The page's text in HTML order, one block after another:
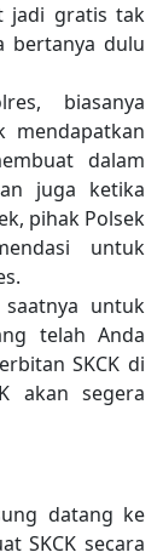
jadi gratis tak
bertanya dulu
biasanya
mendapatkan
dalam
juga ketika
pihak Polsek
untuk
untuk
telah Anda
SKCK di
akan segera
datang ke
SKCK secara